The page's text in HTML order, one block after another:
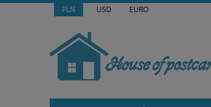
PLN USD EURO